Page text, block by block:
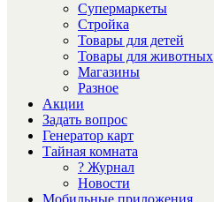
Супермаркеты
Стройка
Товары для детей
Товары для животных
Магазины
Разное
Акции
Задать вопрос
Генератор карт
Тайная комната
? Журнал
Новости
Мобильные приложения